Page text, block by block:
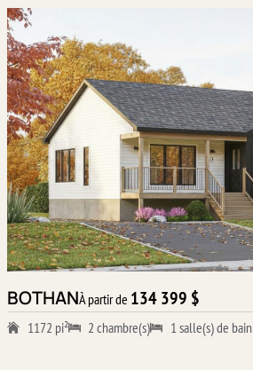
BOTHANÀ partir de 134 399 $
1172 pi² 2 chambre(s) 1 salle(s) de bain